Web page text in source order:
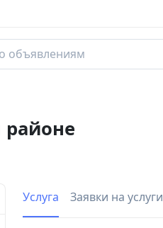
районе
Услуга Заявки на услуги